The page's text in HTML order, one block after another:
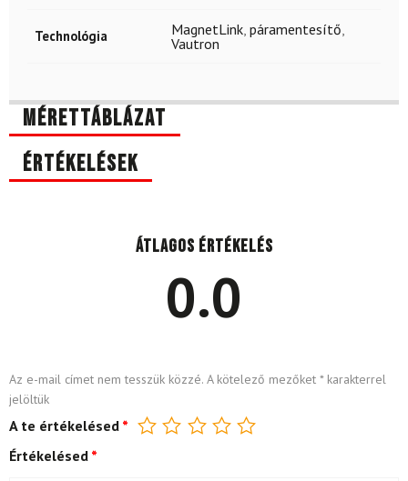
Technológia MagnetLink páramentesítő
Vautron
Mérettáblázat
Értékelések
Átlagos értékelés
0.0
Az e-mail címet nem tesszük közzé. A kötelező mezőket *karakterrel
jelöltük
A te értékelésed *
Értékelésed *